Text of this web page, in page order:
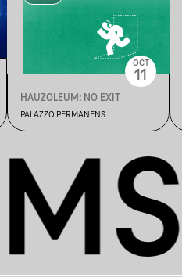
HAUZOLEUM: NO EXIT
PALAZZO PERMANENS
OCT
11